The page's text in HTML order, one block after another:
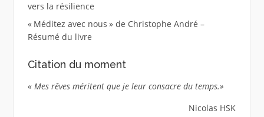
vers la résilience
« Méditez avec nous » de Christophe André –
Résumé du livre
Citation du moment
« Mes rêves méritent que je leur consacre du temps.»
Nicolas HSK